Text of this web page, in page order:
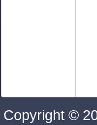
Copyright ©